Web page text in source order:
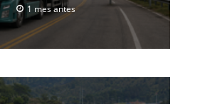
1 mes antes